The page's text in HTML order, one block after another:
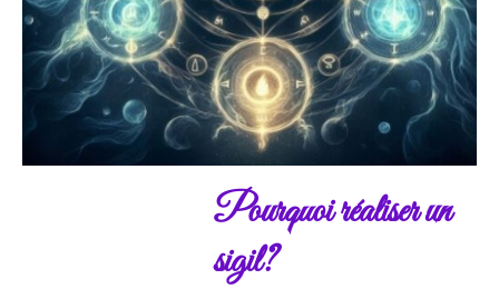
Pourquoi réaliser un
sigil?